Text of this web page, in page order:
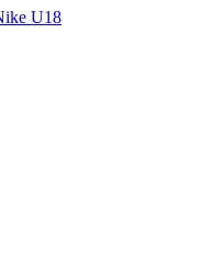
U18